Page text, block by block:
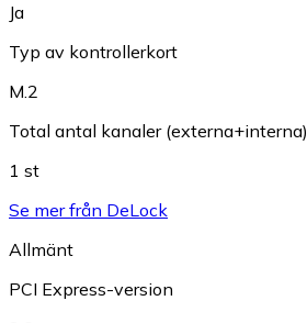
Ja
Typ av kontrollerkort
M.2
Total antal kanaler (externa+interna)
1 st
Se mer från DeLock
Allmänt
PCI Express-version